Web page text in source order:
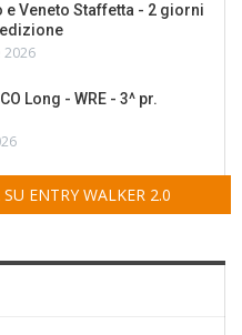
e Veneto Staffetta - 2 giorni
2026
Long - WRE - 3^ pr.
ENTRY WALKER 2.0